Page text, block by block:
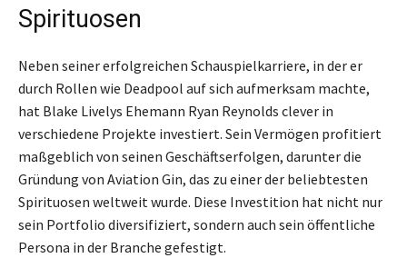
Spirituosen
Neben seiner erfolgreichen Schauspielkarriere, in der er
durch Rollen wie Deadpool auf sich aufmerksam machte,
hat Blake Livelys Ehemann Ryan Reynolds clever in
verschiedene Projekte investiert. Sein Vermögen profitiert
maßgeblich von seinen Geschäftserfolgen, darunter die
Gründung von Aviation Gin, das zu einer der beliebtesten
Spirituosen weltweit wurde. Diese Investition hat nicht nur
sein Portfolio diversifiziert, sondern auch sein öffentliche
Persona in der Branche gefestigt.